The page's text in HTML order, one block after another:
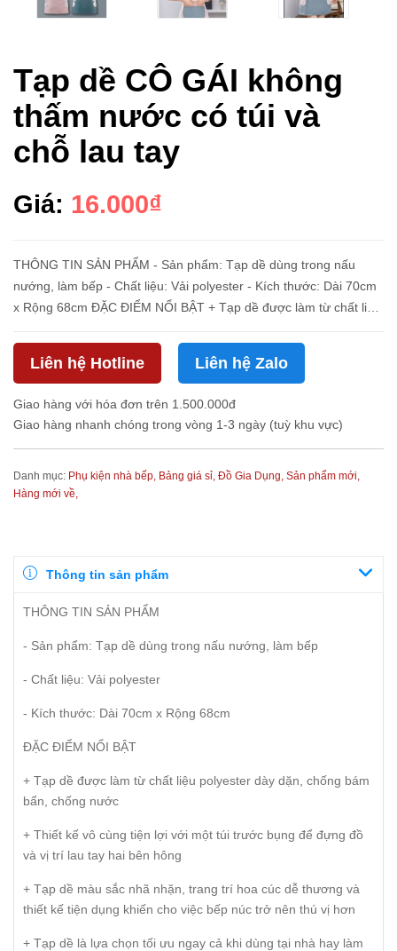
Tạp dề CÔ GÁI không
thấm nước có túi và
chỗ lau tay
Giá: 16.000₫
THÔNG TIN SẢN PHẨM - Sản phẩm: Tạp dề dùng trong nấu
nướng, làm bếp - Chất liệu: Vải polyester - Kích thước: Dài 70cm
x Rộng 68cm ĐẶC ĐIỂM NỔI BẬT + Tạp dề được làm từ chất liệu
cùng tiện ...
Liên hệ Hotline Liên hệ Zalo
Giao hàng với hóa đơn trên 1.500.000đ
Giao hàng nhanh chóng trong vòng 1-3 ngày (tuỳ khu vực)
Danh mục: Phụ kiện nhà bếp, Bảng giá sỉ, Đồ Gia Dụng, Sản phẩm mới,
Hàng mới về,
Thông tin sản phẩm
THÔNG TIN SẢN PHẨM
- Sản phẩm: Tạp dề dùng trong nấu nướng, làm bếp
- Chất liệu: Vải polyester
- Kích thước: Dài 70cm x Rộng 68cm
ĐẶC ĐIỂM NỔI BẬT
+ Tạp dề được làm từ chất liệu polyester dày dặn, chống bám
bẩn, chống nước
+ Thiết kế vô cùng tiện lợi với một túi trước bụng để đựng đồ
và vị trí lau tay hai bên hông
+ Tạp dề màu sắc nhã nhặn, trang trí hoa cúc dễ thương và
thiết kế tiện dụng khiến cho việc bếp núc trở nên thú vị hơn
+ Tạp dề là lựa chọn tối ưu ngay cả khi dùng tại nhà hay làm